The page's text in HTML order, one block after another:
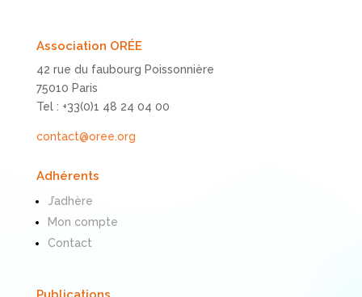
Association ORÉE
42 rue du faubourg Poissonnière
75010 Paris
Tel : +33(0)1 48 24 04 00
contact@oree.org
Adhérents
J’adhère
Mon compte
Contact